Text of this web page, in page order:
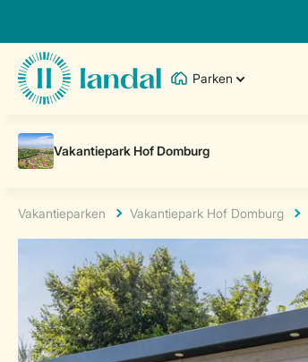
Parken
Vakantieparken Vakantiepark Hof Domburg